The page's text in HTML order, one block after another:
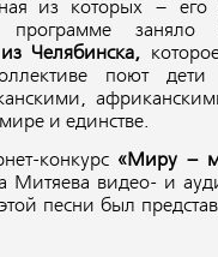
из которых – его
заняло
Челябинска,
поют
и единстве.
конкурс «Миру –
Митяева видео- и
песни был